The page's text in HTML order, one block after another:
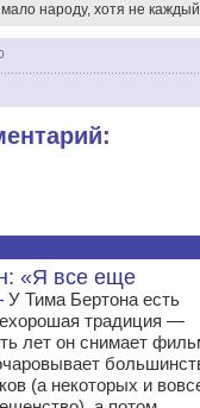
народу, хотя не
«Я все еще
У Тима Бертона есть
традиция —
лет он снимает
(а некоторых и